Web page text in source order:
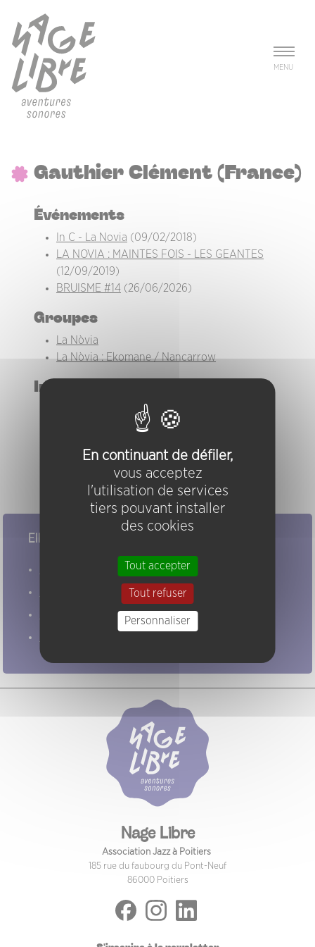
MENU
Gauthier Clément (France)
Événements
In C - La Novia (09/02/2018)
LA NOVIA : MAINTES FOIS - LES GEANTES
(12/09/2019)
BRUISME #14 (26/06/2026)
Groupes
La Nòvia
La Nòvia : Ekomane / Nancarrow
Instruments
tambourin à cordes
Elles/ils ont joué chez nous
Nage Libre
Association Jazz à Poitiers
185 rue du faubourg du Pont-Neuf
86000 Poitiers
En continuant de défiler,
vous acceptez
l'utilisation de services
tiers pouvant installer
des cookies
Tout accepter
Tout refuser
Personnaliser